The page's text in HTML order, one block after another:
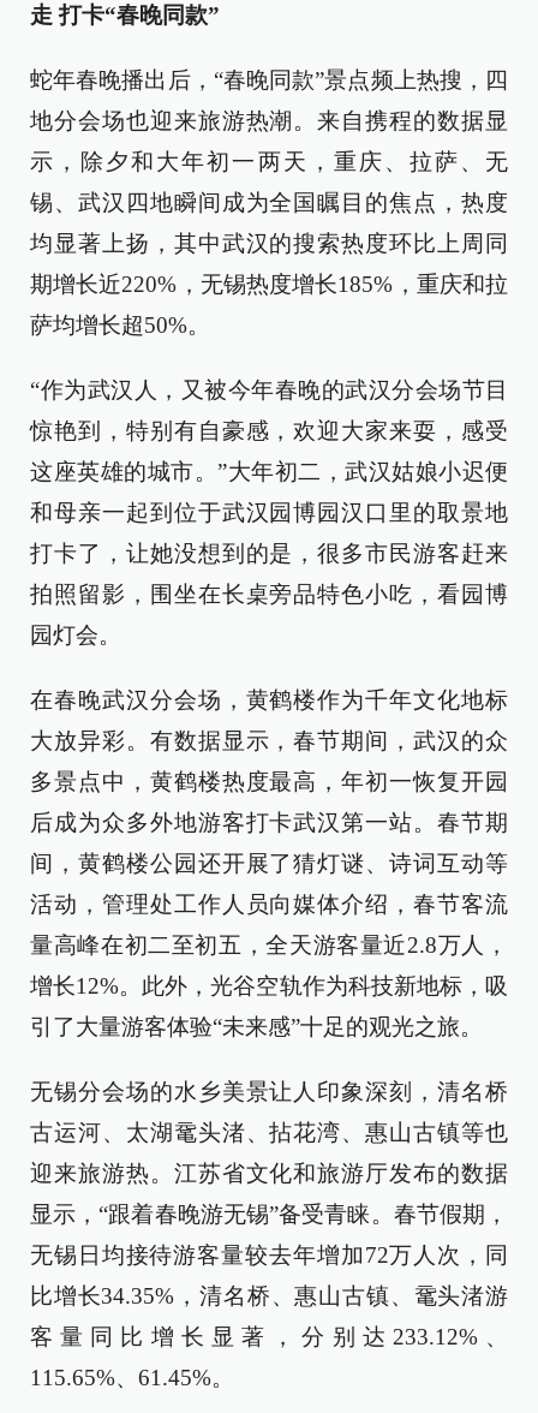
走 打卡“春晚同款”
蛇年春晚播出后，“春晚同款”景点频上热搜，四
地分会场也迎来旅游热潮。来自携程的数据显
示，除夕和大年初一两天，重庆、拉萨、无
锡、武汉四地瞬间成为全国瞩目的焦点，热度
均显著上扬，其中武汉的搜索热度环比上周同
期增长近220%，无锡热度增长185%，重庆和拉
萨均增长超50%。
“作为武汉人，又被今年春晚的武汉分会场节目
惊艳到，特别有自豪感，欢迎大家来耍，感受
这座英雄的城市。”大年初二，武汉姑娘小迟便
和母亲一起到位于武汉园博园汉口里的取景地
打卡了，让她没想到的是，很多市民游客赶来
拍照留影，围坐在长桌旁品特色小吃，看园博
园灯会。
在春晚武汉分会场，黄鹤楼作为千年文化地标
大放异彩。有数据显示，春节期间，武汉的众
多景点中，黄鹤楼热度最高，年初一恢复开园
后成为众多外地游客打卡武汉第一站。春节期
间，黄鹤楼公园还开展了猜灯谜、诗词互动等
活动，管理处工作人员向媒体介绍，春节客流
量高峰在初二至初五，全天游客量近2.8万人，
增长12%。此外，光谷空轨作为科技新地标，吸
引了大量游客体验“未来感”十足的观光之旅。
无锡分会场的水乡美景让人印象深刻，清名桥
古运河、太湖鼋头渚、拈花湾、惠山古镇等也
迎来旅游热。江苏省文化和旅游厅发布的数据
显示，“跟着春晚游无锡”备受青睐。春节假期，
无锡日均接待游客量较去年增加72万人次，同
比增长34.35%，清名桥、惠山古镇、鼋头渚游
客量同比增长显著，分别达233.12%、
115.65%、61.45%。